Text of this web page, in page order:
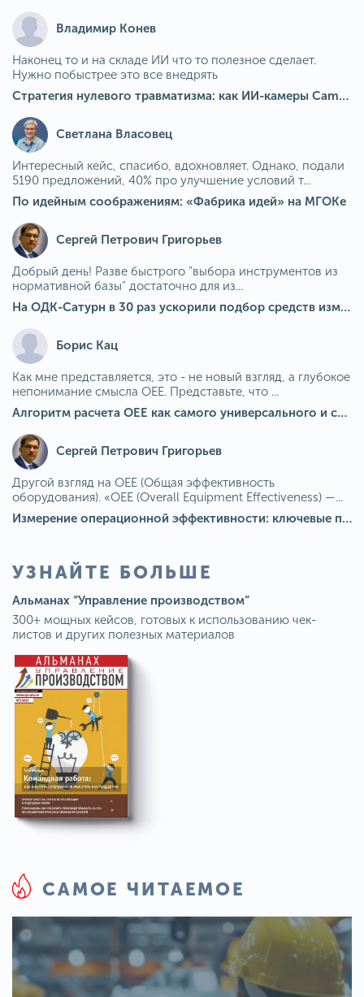
Владимир Конев
Наконец то и на складе ИИ что то полезное сделает.
Нужно побыстрее это все внедрять
Стратегия нулевого травматизма: как ИИ-камеры Camkord снижают риск наезда на пешехода при работе на погрузчике
Светлана Власовец
Интересный кейс, спасибо, вдохновляет. Однако, подали
5190 предложений, 40% про улучшение условий т...
По идейным соображениям: «Фабрика идей» на МГОКе
Сергей Петрович Григорьев
Добрый день! Разве быстрого "выбора инструментов из
нормативной базы" достаточно для из...
На ОДК-Сатурн в 30 раз ускорили подбор средств измерения для контроля качества продукции
Борис Кац
Как мне представляется, это - не новый взгляд, а глубокое
непонимание смысла OEE. Представьте, что ...
Алгоритм расчета ОЕЕ как самого универсального и современного показателя эффективности оборудования в мире
Сергей Петрович Григорьев
Другой взгляд на OEE (Общая эффективность
оборудования). «OEE (Overall Equipment Effectiveness) —...
Измерение операционной эффективности: ключевые показатели для непрерывного совершенствования
УЗНАЙТЕ БОЛЬШЕ
Альманах “Управление производством”
300+ мощных кейсов, готовых к использованию чек-
листов и других полезных материалов
САМОЕ ЧИТАЕМОЕ